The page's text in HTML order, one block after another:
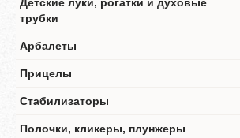
трубки
Арбалеты
Прицелы
Стабилизаторы
Полочки, кликеры, плунжеры